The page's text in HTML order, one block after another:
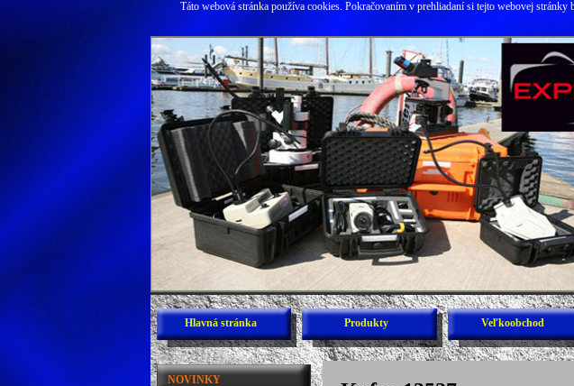
Táto webová stránka používa cookies. Pokračovaním v prehliadaní si tejto webovej
Hlavná stránka Produkty Veľkoobchod
NOVINKY